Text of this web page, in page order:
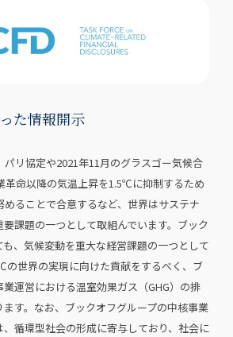
た情報開示
リ協定や2021年11月のグラスゴー気候合
革命以降の気温上昇を1.5℃に抑制するため
ることで合意するなど、世界はサステナ
要課題の一つとして取組んでいます。ブック
、気候変動を重大な経営課題の一つとして
の世界の実現に向けた貢献をするべく、ブ
業運営における温室効果ガス（GHG）の排
す。なお、ブックオフグループの中核事業
循環型社会の形成に寄与しており、社会に